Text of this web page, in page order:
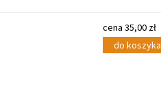
cena 35,00 zł
do koszyka